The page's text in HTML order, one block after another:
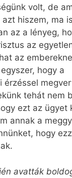
volt, de
azt hiszem, ma
az a lényeg,
az
az
hogy a
érzéssel
tehát nem
ezt az ügyet
annak a
hogy
avatták